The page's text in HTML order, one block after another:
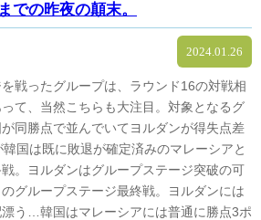
での昨夜の顛末。
2024.01.26
戦ったグループは、ラウンド16の対戦相
て、当然こちらも大注目。対象となるグ
同勝点で並んでいてヨルダンが得失点差
国は既に敗退が確定済みのマレーシアと
。ヨルダンはグループステージ突破の可
グループステージ最終戦。ヨルダンには
う…韓国はマレーシアには普通に勝点3ポ